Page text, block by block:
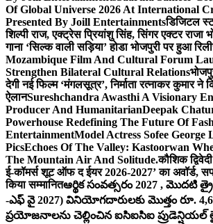
Of Global Universe 2026 At International
Presented By Joill Entertainmentsडिजिटल
शिल्पी राज, एक्ट्रेस प्रियांशु सिंह, सिंगर एक्टर राजा
गाना ‘सिल्क वाली सड़िया’ होडा भोजपुरी पर हुआ
Mozambique Film And Cultural Forum
Strengthen Bilateral Cultural Relations
देगी नई फिल्म ‘मंगलसूत्र’, निर्माता रत्नाकर कुमार ने
ऐलानSureshchandra Awasthi A Visionary
Producer And HumanitarianDeepak
Powerhouse Redefining The Future Of
EntertainmentModel Actress Sofee George
PicsEchoes Of The Valley: Kastoorwan
The Mountain Air And Solitude.कौशिक
ई-कॉमर्स शूट ऑफ द ईयर 2026-2027’ का अवॉर्ड,
किया सम्मानितఆర్థిక సంవత్సరం 2027 , మొదటి
-ఎఫ్ వై 2027) వినియోగదారులకు మొత్తం రూ.
ప్రయోజనాలను చెల్లించిన ఐసిఐసిఐ ప్రుడెన్షియల్